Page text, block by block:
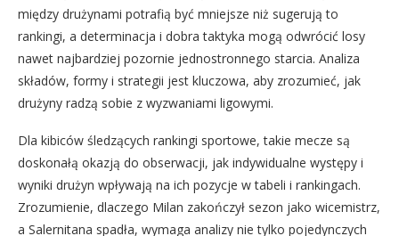
między drużynami potrafią być mniejsze niż sugerują to
rankingi, a determinacja i dobra taktyka mogą odwrócić losy
nawet najbardziej pozornie jednostronnego starcia. Analiza
składów, formy i strategii jest kluczowa, aby zrozumieć, jak
drużyny radzą sobie z wyzwaniami ligowymi.
Dla kibiców śledzących rankingi sportowe, takie mecze są
doskonałą okazją do obserwacji, jak indywidualne występy i
wyniki drużyn wpływają na ich pozycje w tabeli i rankingach.
Zrozumienie, dlaczego Milan zakończył sezon jako wicemistrz,
a Salernitana spadła, wymaga analizy nie tylko pojedynczych